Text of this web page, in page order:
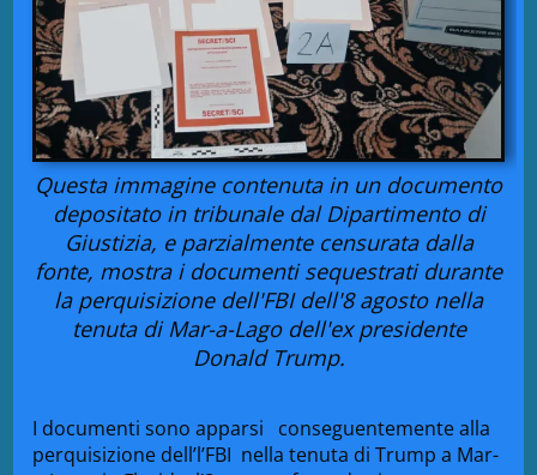
Questa immagine contenuta in un documento
depositato in tribunale dal Dipartimento di
Giustizia, e parzialmente censurata dalla
fonte, mostra i documenti sequestrati durante
la perquisizione dell'FBI dell'8 agosto nella
tenuta di Mar-a-Lago dell'ex presidente
Donald Trump.
I documenti sono apparsi conseguentemente alla
perquisizione dell’l’FBI nella tenuta di Trump a Mar-